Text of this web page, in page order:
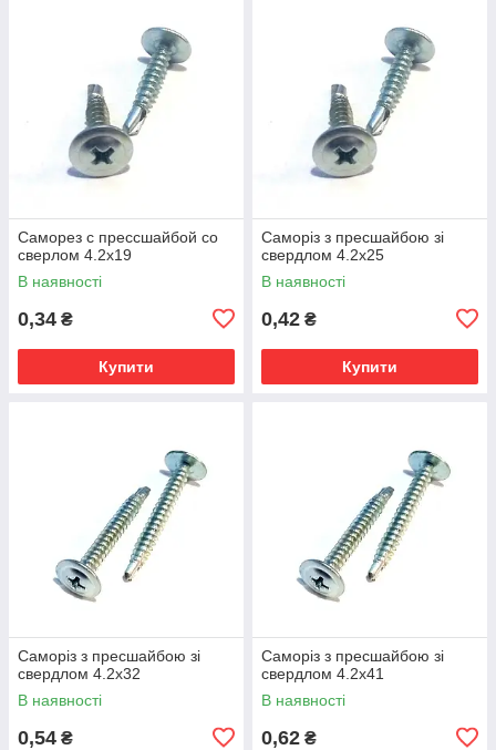
Саморез с прессшайбой со
сверлом 4.2х19
В наявності
0,34 ₴
Купити
Саморіз з пресшайбою зі
свердлом 4.2х25
В наявності
0,42 ₴
Купити
Саморіз з пресшайбою зі
свердлом 4.2х32
В наявності
0,54 ₴
Саморіз з пресшайбою зі
свердлом 4.2х41
В наявності
0,62 ₴